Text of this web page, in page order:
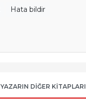
Hata bildir
YAZARIN DIĞER KITAPLARI